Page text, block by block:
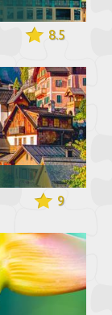
8.5
9